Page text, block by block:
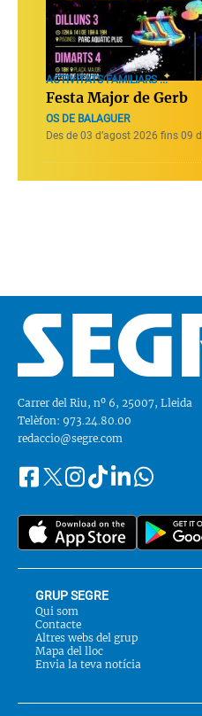
ACTIVITATS FAMILIARS ...
Festa Major de Gerb
OS DE BALAGUER
Des de 03 d’agost 2026 fins 09
Carrer del Riu, nº 6, 25007, Lleida
Telèfon: 973.24.80.00
redaccio@segre.com
Segueix-
a::
FacebookInstagram
TiktokLinkedin
GRUP SEGRE
Qui som
Contacte
Altres webs del grup
Mapa del lloc
Envia la teva notícia